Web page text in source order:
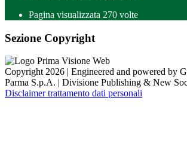
Pagina visualizzata 270 volte
Sezione Copyright
Copyright 2026 | Engineered and powered by
Parma S.p.A. | Divisione Publishing & New
Disclaimer trattamento dati personali